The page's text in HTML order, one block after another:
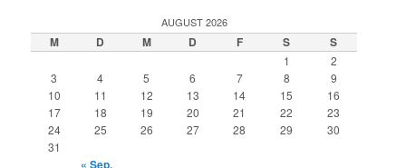
e
n
AUGUST 2026
M D M D F S S
1
2
3
4 5 6 7 8
9
10
11 12 13 14 15
16
17
18 19 20 21 22
23
24
25 26 27 28 29
30
31
« Sep.